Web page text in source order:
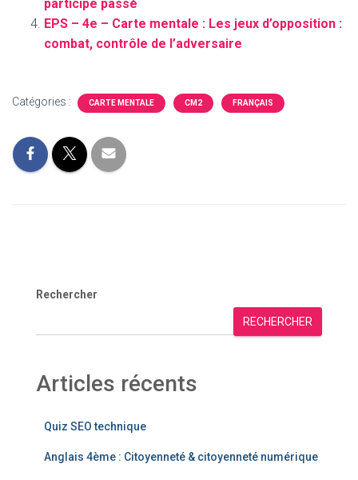
participe passé
EPS – 4e – Carte mentale : Les jeux d’opposition :
combat, contrôle de l’adversaire
Catégories : CARTE MENTALE CM2 FRANÇAIS
Rechercher
RECHERCHER
Articles récents
Quiz SEO technique
Anglais 4ème : Citoyenneté & citoyenneté numérique